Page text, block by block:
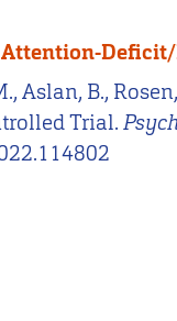
Aslan, B.,
Trial.